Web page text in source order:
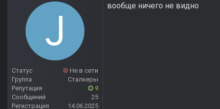
Статус
Не в сети
Группа
Сталкеры
Репутация
9
Сообщений
25
Регистрация
14.06.2025
вообще ничего не видно